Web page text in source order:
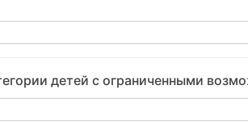
детей с ограниченными